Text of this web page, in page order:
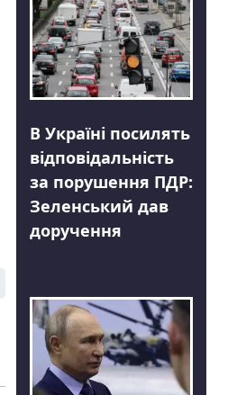
В Україні посилять
відповідальність
за порушення ПДР:
Зеленський дав
доручення